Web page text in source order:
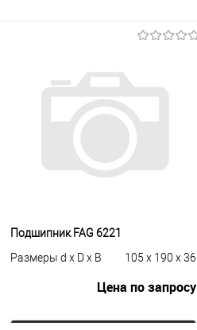
Подшипник FAG 6221
Размеры d x D x B
105 x 190 x 36
Цена по запросу